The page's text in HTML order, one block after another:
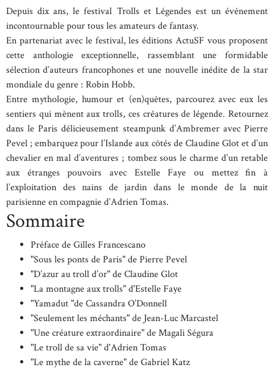
Depuis dix ans, le festival Trolls et Légendes est un événement
incontournable pour tous les amateurs de fantasy.
En partenariat avec le festival, les éditions ActuSF vous proposent
cette anthologie exceptionnelle, rassemblant une formidable
sélection d’auteurs francophones et une nouvelle inédite de la star
mondiale du genre : Robin Hobb.
Entre mythologie, humour et (en)quêtes, parcourez avec eux les
sentiers qui mènent aux trolls, ces créatures de légende. Retournez
dans le Paris délicieusement steampunk d’Ambremer avec Pierre
Pevel ; embarquez pour l’Islande aux côtés de Claudine Glot et d’un
chevalier en mal d’aventures ; tombez sous le charme d’un retable
aux étranges pouvoirs avec Estelle Faye ou mettez fin à
l’exploitation des nains de jardin dans le monde de la nuit
parisienne en compagnie d’Adrien Tomas.
Sommaire
Préface de Gilles Francescano
"Sous les ponts de Paris" de Pierre Pevel
"D’azur au troll d’or" de Claudine Glot
"La montagne aux trolls" d'Estelle Faye
"Yamadut "de Cassandra O’Donnell
"Seulement les méchants" de Jean-Luc Marcastel
"Une créature extraordinaire" de Magali Ségura
"Le troll de sa vie" d'Adrien Tomas
"Le mythe de la caverne" de Gabriel Katz